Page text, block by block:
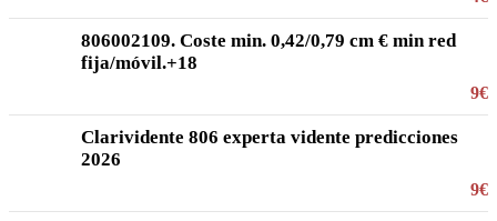
806002109. Coste min. 0,42/0,79 cm € min red
fija/móvil.+18
9€
Clarividente 806 experta vidente predicciones
2026
9€